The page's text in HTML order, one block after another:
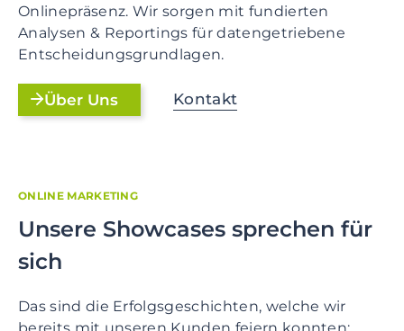
Onlinepräsenz. Wir sorgen mit fundierten
Analysen & Reportings für datengetriebene
Entscheidungsgrundlagen.
Über Uns Kontakt
ONLINE MARKETING
Unsere Showcases sprechen für
sich
Das sind die Erfolgsgeschichten, welche wir